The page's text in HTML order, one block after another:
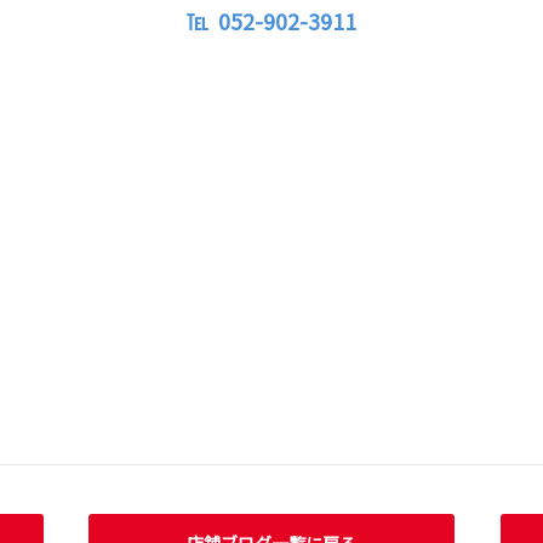
℡ 052-902-3911